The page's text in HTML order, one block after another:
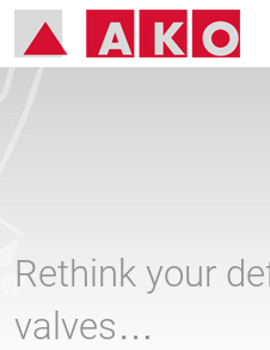
Rethink your
valves…